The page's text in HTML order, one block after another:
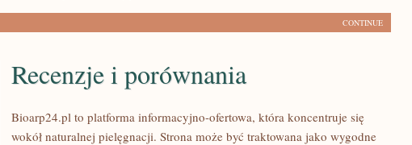
CONTINUE
Recenzje i porównania
Bioarp24.pl to platforma informacyjno-ofertowa, która koncentruje się
wokół naturalnej pielęgnacji. Strona może być traktowana jako wygodne